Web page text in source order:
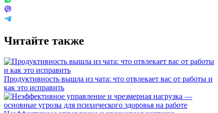
Читайте также
Продуктивность вышла из чата: что отвлекает вас от работы и
как это исправить